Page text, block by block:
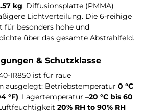
kg. Diffusionsplatte (PMMA)
Lichtverteilung. Die 6-reihige
für besonders hohe und
über das gesamte Abstrahlfeld.
& Schutzklasse
IR850 ist für raue
ausgelegt: Betriebstemperatur 0 °C
°F), Lagertemperatur –20 °C bis 60
20% RH to 90% RH